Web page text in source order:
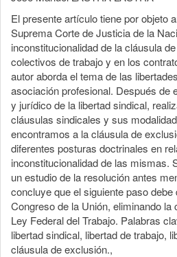
El presente artículo tiene por objeto
Suprema Corte de Justicia de la
inconstitucionalidad de la cláusula
colectivos de trabajo y en los
autor aborda el tema de las
asociación profesional. Después de
y jurídico de la libertad sindical,
cláusulas sindicales y sus
encontramos a la cláusula de
diferentes posturas doctrinales en
inconstitucionalidad de las mismas.
un estudio de la resolución antes
concluye que el siguiente paso
Congreso de la Unión, eliminando
Ley Federal del Trabajo. Palabras
libertad sindical, libertad de trabajo,
cláusula de exclusión.,